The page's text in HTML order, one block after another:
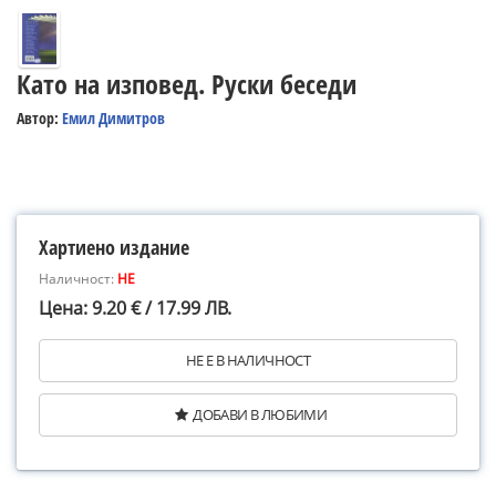
Като на изповед. Руски беседи
Автор: Емил Димитров
Хартиено издание
Наличност: НЕ
Цена: 9.20 € / 17.99 ЛВ.
НЕ Е В НАЛИЧНОСТ
ДОБАВИ В ЛЮБИМИ